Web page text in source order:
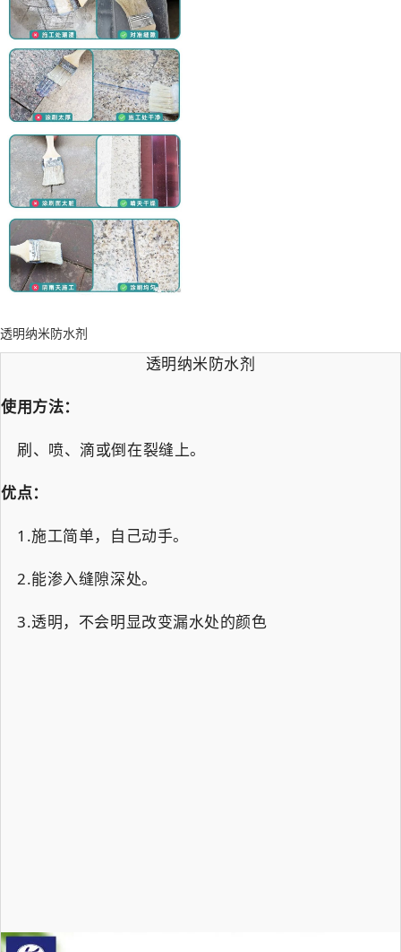
透明纳米防水剂
透明纳米防水剂
使用方法：
刷、喷、滴或倒在裂缝上。
优点：
1.施工简单，自己动手。
2.能渗入缝隙深处。
3.透明，不会明显改变漏水处的颜色